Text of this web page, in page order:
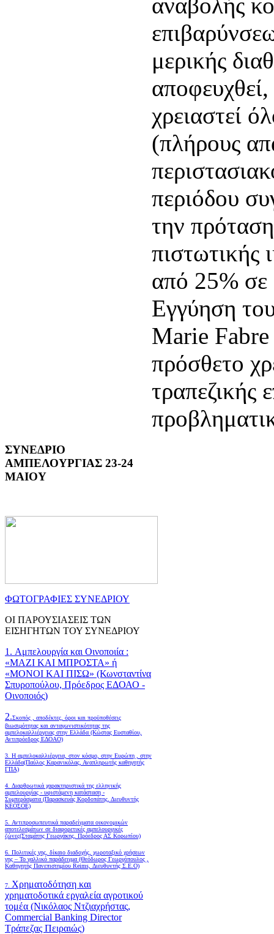
μερικής
χρειαστεί
(πλήρους
περιόδου
την
πιστωτικής
από 25% σε
Εγγύηση
Marie Fabre
πρόσθετο
τραπεζικής
ΣΥΝΕΔΡΙΟ
ΑΜΠΕΛΟΥΡΓΙΑΣ 23-24
ΜΑΙΟΥ
ΦΩΤΟΓΡΑΦΙΕΣ ΣΥΝΕΔΡΙΟΥ
ΟΙ ΠΑΡΟΥΣΙΑΣΕΙΣ ΤΩΝ
ΕΙΣΗΓΗΤΩΝ ΤΟΥ ΣΥΝΕΔΡΙΟΥ
1. Αμπελουργία και Οινοποιία :
«ΜΑΖΙ ΚΑΙ ΜΠΡΟΣΤΑ» ή
«ΜΟΝΟΙ ΚΑΙ ΠΙΣΩ» (Κωνσταντίνα
Σπυροπούλου, Πρόεδρος ΕΔΟΑΟ -
Οινοποιός)
2.Σκοπός , αποδέκτες, όροι και προϋποθέσεις
βιωσιμότητας και ανταγωνιστικότητας της
αμπελοκαλλιέργειας στην Ελλάδα (Κώστας Ευσταθίου,
Αντιπρόεδρος ΕΔΟΑΟ)
3. Η αμπελοκαλλιέργεια, στον κόσμο, στην Ευρώπη , στην
Ελλάδα(Παύλος Καρανικόλας, Αναπληρωτής καθηγητής
ΓΠΑ)
4. Διαρθρωτικά χαρακτηριστικά της ελληνικής
αμπελουργίας - υφιστάμενη κατάσταση -
Συμπεράσματα (Παρασκευάς Κορδοπάτης, Διευθυντής
ΚΕΟΣΟΕ)
5. Αντιπροσωπευτικά παραδείγματα οικονομικών
αποτελεσμάτων σε διαφορετικές αμπελουργικές
ζώνες(Σταμάτης Γεωργάκης, Πρόεδρος ΑΣ Κορωπίου)
6. Πολιτικές γης, δίκαιο διαδοχής, χωροταξικό χρήσεων
γης – Το γαλλικό παράδειγμα (Θεόδωρος Γεωργόπουλος ,
Καθηγητής Πανεπιστημίου Reims, Διευθυντής Σ.Ε.Ο)
7. Χρηματοδότηση και
χρηματοδοτικά εργαλεία αγροτικού
τομέα (Νικόλαος Ντζιαχρήστας,
Commercial Banking Director
Τράπεζας Πειραιώς)